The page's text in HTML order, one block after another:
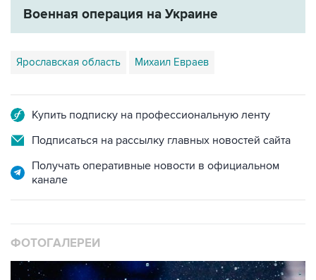
Военная операция на Украине
Ярославская область Михаил Евраев
Купить подписку на профессиональную ленту
Подписаться на рассылку главных новостей сайта
Получать оперативные новости в официальном
канале
ФОТОГАЛЕРЕИ